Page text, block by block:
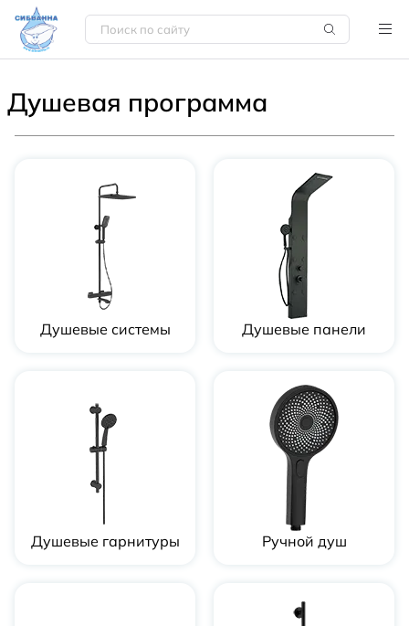
Душевые системы Душевые панели
Душевые гарнитуры Ручной душ
Душевая программа